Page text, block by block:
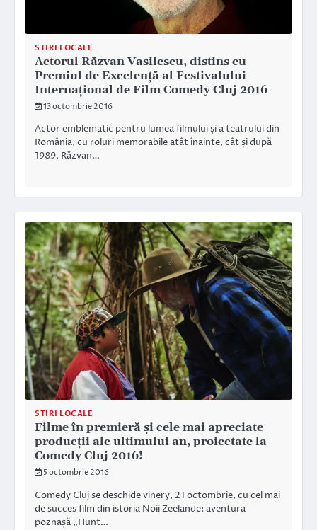
STIRI LOCALE
Actorul Răzvan Vasilescu, distins cu
Premiul de Excelență al Festivalului
Internațional de Film Comedy Cluj 2016
13 octombrie 2016
Actor emblematic pentru lumea filmului și a teatrului din
România, cu roluri memorabile atât înainte, cât și după
1989, Răzvan…
STIRI LOCALE
Filme în premieră și cele mai apreciate
producții ale ultimului an, proiectate la
Comedy Cluj 2016!
5 octombrie 2016
Comedy Cluj se deschide vinery, 21 octombrie, cu cel mai
de succes film din istoria Noii Zeelande: aventura
poznașă „Hunt…